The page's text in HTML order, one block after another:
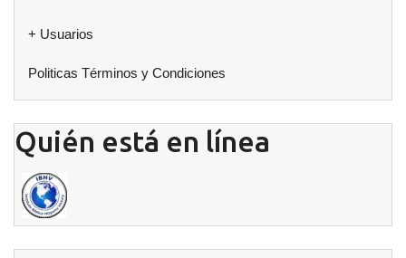
+ Usuarios
Politicas Términos y Condiciones
Quién está en línea